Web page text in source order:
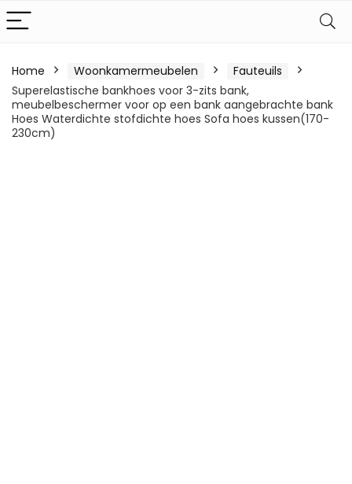
Home Woonkamermeubelen
Fauteuils
Superelastische bankhoes voor 3-zits bank,
meubelbeschermer voor op een bank aangebrachte bank
Hoes Waterdichte stofdichte hoes Sofa hoes kussen(170-
230cm)